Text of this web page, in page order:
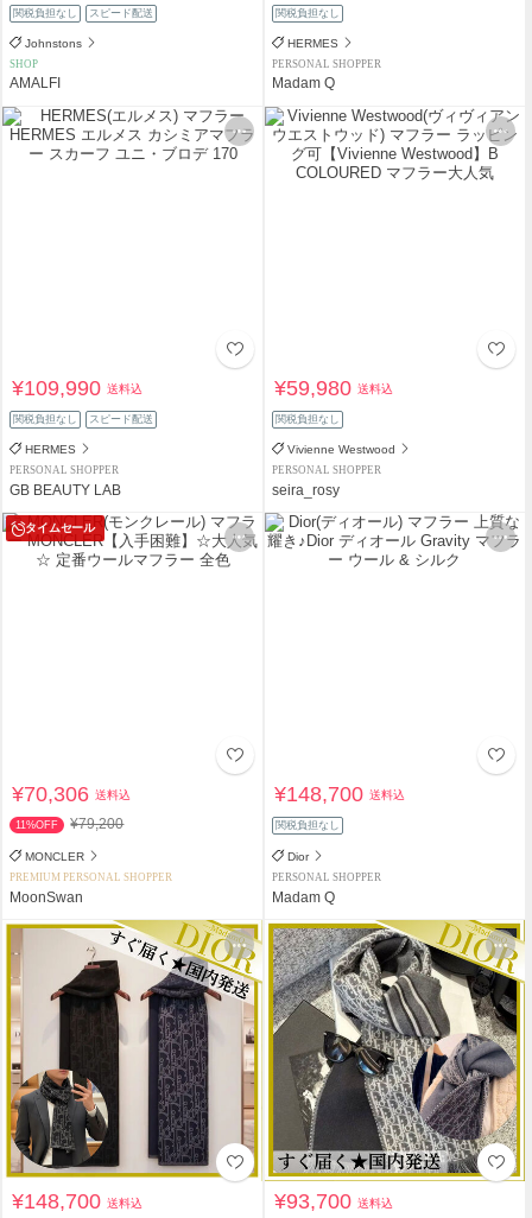
関税負担なし スピード配送
Johnstons
SHOP
AMALFI
関税負担なし
HERMES
PERSONAL SHOPPER
Madam Q
¥109,990送料込
関税負担なし スピード配送
HERMES
PERSONAL SHOPPER
GB BEAUTY LAB
¥59,980送料込
関税負担なし
Vivienne Westwood
PERSONAL SHOPPER
seira_rosy
タイムセール
¥70,306送料込
11%OFF ¥79,200
MONCLER
PREMIUM PERSONAL SHOPPER
MoonSwan
¥148,700送料込
関税負担なし
Dior
PERSONAL SHOPPER
Madam Q
¥148,700送料込 ¥93,700送料込